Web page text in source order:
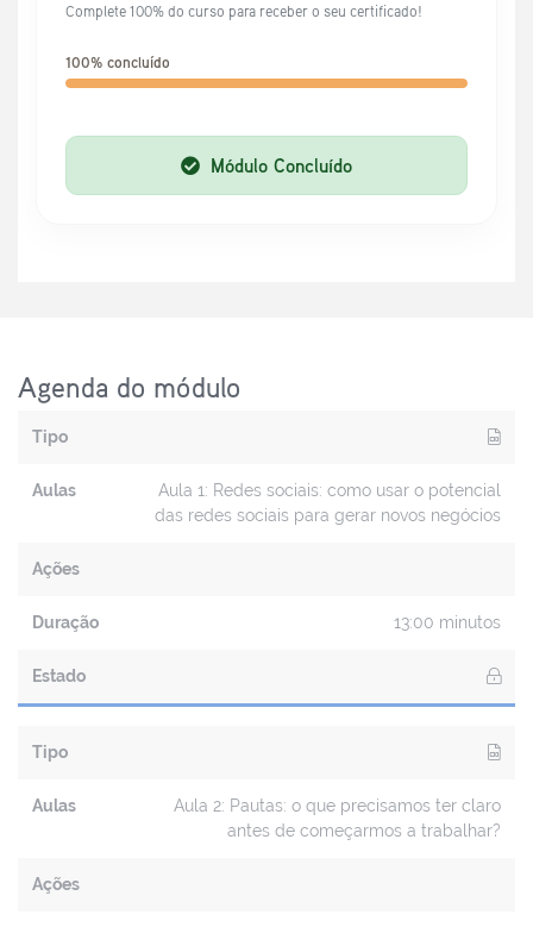
Complete 100% do curso para receber o seu certificado!
100% concluído
Módulo Concluído
Agenda do módulo
Tipo
Aulas
Aula 1: Redes sociais: como usar o potencial
das redes sociais para gerar novos negócios
Ações
Duração 13:00 minutos
Estado
Tipo
Aulas
Aula 2: Pautas: o que precisamos ter claro
antes de começarmos a trabalhar?
Ações